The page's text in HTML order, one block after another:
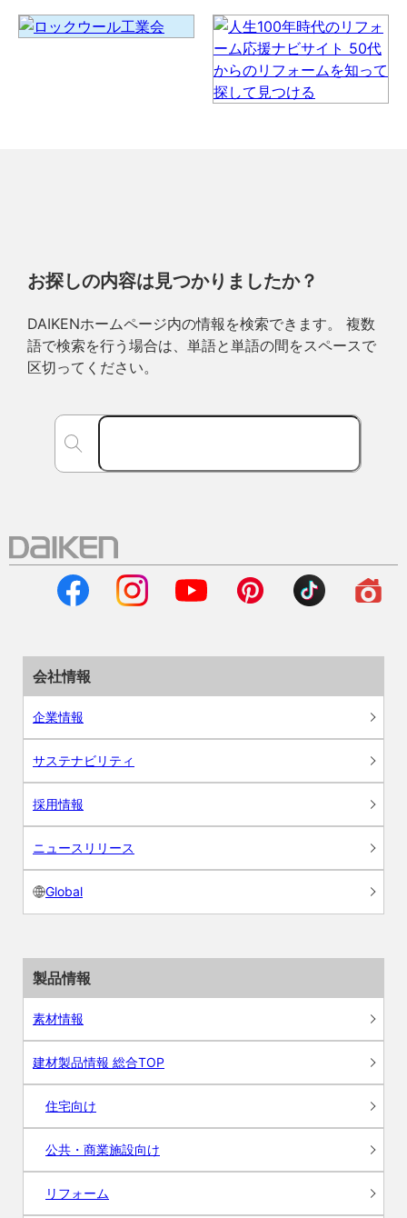
お探しの内容は見つかりましたか？
DAIKENホームページ内の情報を検索できます。 複数
語で検索を行う場合は、単語と単語の間をスペースで
区切ってください。
会社情報
企業情報
サステナビリティ
採用情報
ニュースリリース
Global
製品情報
素材情報
建材製品情報 総合TOP
住宅向け
公共・商業施設向け
リフォーム